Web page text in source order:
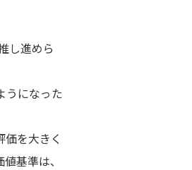
し進めら
うになった
を大きく
基準は、